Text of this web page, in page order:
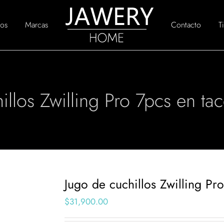
Marcas Contacto
Zwilling Pro 7pcs en
Jugo de cuchillos Zwilling
$31,900.00